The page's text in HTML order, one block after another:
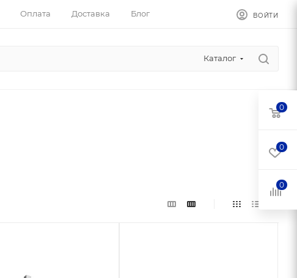
Оплата Доставка Блог ВОЙТИ
Каталог
0
0
0